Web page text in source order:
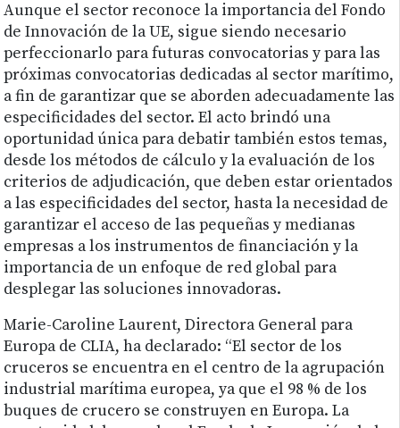
Aunque el sector reconoce la importancia del Fondo
de Innovación de la UE, sigue siendo necesario
perfeccionarlo para futuras convocatorias y para las
próximas convocatorias dedicadas al sector marítimo,
a fin de garantizar que se aborden adecuadamente las
especificidades del sector. El acto brindó una
oportunidad única para debatir también estos temas,
desde los métodos de cálculo y la evaluación de los
criterios de adjudicación, que deben estar orientados
a las especificidades del sector, hasta la necesidad de
garantizar el acceso de las pequeñas y medianas
empresas a los instrumentos de financiación y la
importancia de un enfoque de red global para
desplegar las soluciones innovadoras.
Marie-Caroline Laurent, Directora General para
Europa de CLIA, ha declarado: “El sector de los
cruceros se encuentra en el centro de la agrupación
industrial marítima europea, ya que el 98 % de los
buques de crucero se construyen en Europa. La